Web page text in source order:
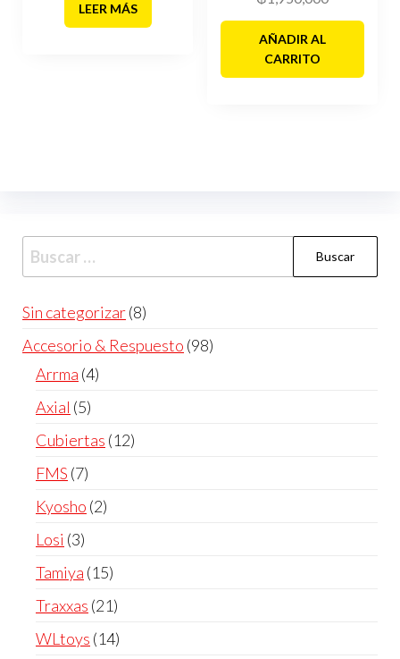
LEER MÁS
AÑADIR AL
CARRITO
Sin categorizar 8
Accesorio & Respuesto 98
Arrma 4
Axial 5
Cubiertas 12
FMS 7
Kyosho 2
Losi 3
Tamiya 15
Traxxas 21
WLtoys 14